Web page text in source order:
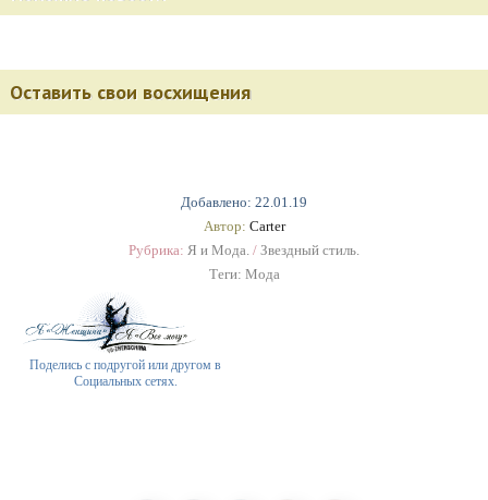
Добавлено: 22.01.19
Автор: Carter
Рубрика: Я и Мода. / Звездный стиль.
Теги: Мода
Поделись с подругой или другом в
Социальных сетях.
Оставить свои восхищения